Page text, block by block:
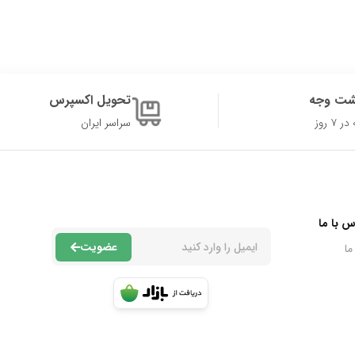
وجه
روز
تحویل اکسپرس
سراسر ایران
با ما
عضویت